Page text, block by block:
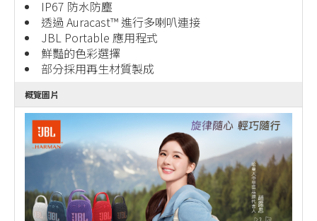
IP67 防水防塵
透過 Auracast™ 進行多喇叭連接
JBL Portable 應用程式
鮮豔的色彩選擇
部分採用再生材質製成
概覽圖片